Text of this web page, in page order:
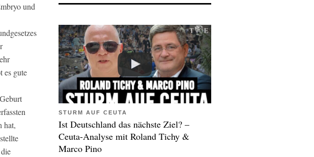
und
es gute
hat,
STURM AUF CEUTA
Ist Deutschland das nächste Ziel? –
Ceuta-Analyse mit Roland Tichy &
Marco Pino